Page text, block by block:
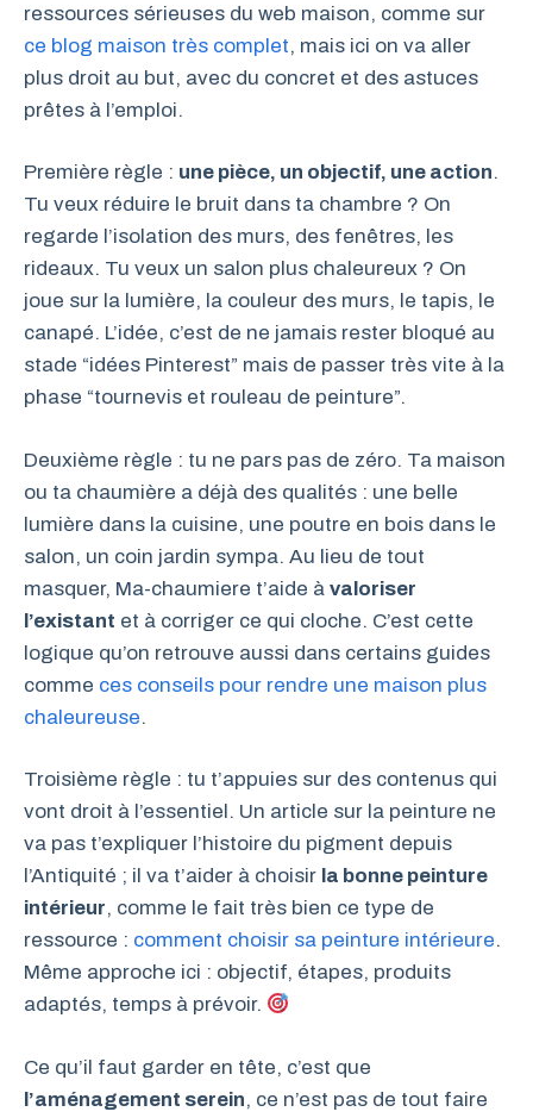
ressources sérieuses du web maison, comme sur
ce blog maison très complet, mais ici on va aller
plus droit au but, avec du concret et des astuces
prêtes à l’emploi.
Première règle : une pièce, un objectif, une action.
Tu veux réduire le bruit dans ta chambre ? On
regarde l’isolation des murs, des fenêtres, les
rideaux. Tu veux un salon plus chaleureux ? On
joue sur la lumière, la couleur des murs, le tapis, le
canapé. L’idée, c’est de ne jamais rester bloqué au
stade “idées Pinterest” mais de passer très vite à la
phase “tournevis et rouleau de peinture”.
Deuxième règle : tu ne pars pas de zéro. Ta maison
ou ta chaumière a déjà des qualités : une belle
lumière dans la cuisine, une poutre en bois dans le
salon, un coin jardin sympa. Au lieu de tout
masquer, Ma-chaumiere t’aide à valoriser
l’existant et à corriger ce qui cloche. C’est cette
logique qu’on retrouve aussi dans certains guides
comme ces conseils pour rendre une maison plus
chaleureuse.
Troisième règle : tu t’appuies sur des contenus qui
vont droit à l’essentiel. Un article sur la peinture ne
va pas t’expliquer l’histoire du pigment depuis
l’Antiquité ; il va t’aider à choisir la bonne peinture
intérieur, comme le fait très bien ce type de
ressource : comment choisir sa peinture intérieure.
Même approche ici : objectif, étapes, produits
adaptés, temps à prévoir.
Ce qu’il faut garder en tête, c’est que
l’aménagement serein, ce n’est pas de tout faire